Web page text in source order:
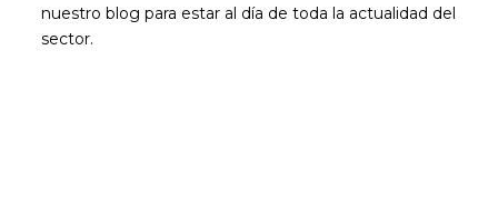
nuestro blog para estar al día de toda la actualidad del
sector.